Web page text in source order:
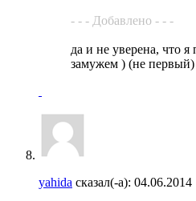
- - - Добавлено - - -
да и не уверена, что я
замужем ) (не первый)
yahida сказал(-а): 04.06.2014